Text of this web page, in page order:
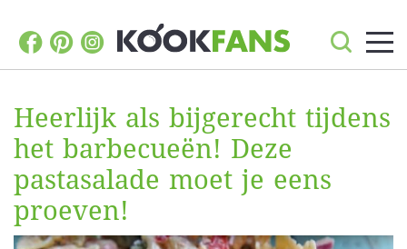
Heerlijk als bijgerecht tijdens
het barbecueën! Deze
pastasalade moet je eens
proeven!